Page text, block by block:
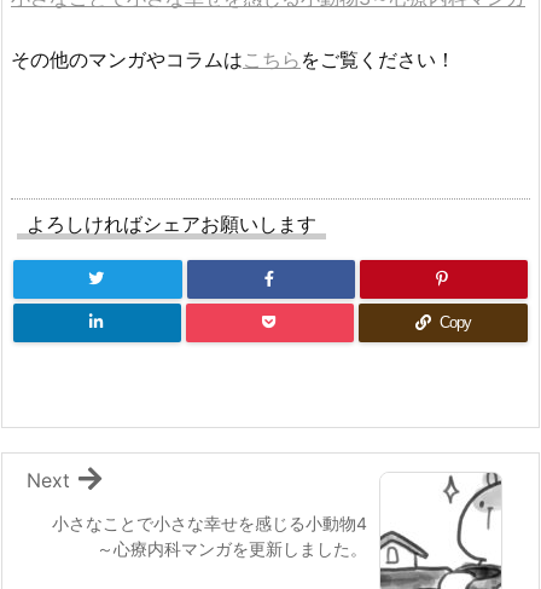
その他のマンガやコラムはこちら をご覧ください！
よろしければシェアお願いします
Copy
小さなことで小さな幸せを感じる小動物4
～心療内科マンガを更新しました。
Next